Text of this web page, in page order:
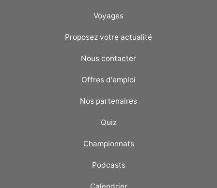
Voyages
Proposez votre actualité
Nous contacter
Offres d'emploi
Nos partenaires
Quiz
Championnats
Podcasts